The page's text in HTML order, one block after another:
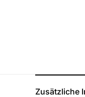
Zusätzliche